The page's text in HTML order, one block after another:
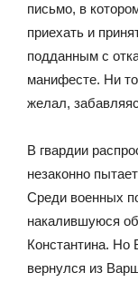
письмо, в
приехать и
подданным с
манифесте. Ни
желал,
В гвардии
незаконно
Среди военных
накалившуюся
Константина. Но
вернулся из